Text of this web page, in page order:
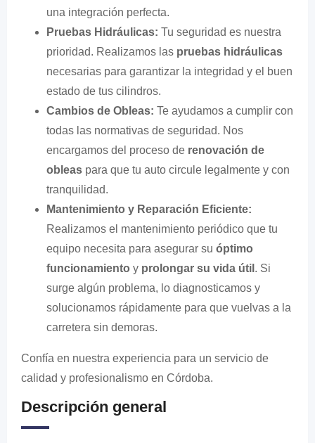
una integración perfecta.
Pruebas Hidráulicas: Tu seguridad es nuestra
prioridad. Realizamos las pruebas hidráulicas
necesarias para garantizar la integridad y el buen
estado de tus cilindros.
Cambios de Obleas: Te ayudamos a cumplir con
todas las normativas de seguridad. Nos
encargamos del proceso de renovación de
obleas para que tu auto circule legalmente y con
tranquilidad.
Mantenimiento y Reparación Eficiente:
Realizamos el mantenimiento periódico que tu
equipo necesita para asegurar su óptimo
funcionamiento y prolongar su vida útil . Si
surge algún problema, lo diagnosticamos y
solucionamos rápidamente para que vuelvas a la
carretera sin demoras.
Confía en nuestra experiencia para un servicio de
calidad y profesionalismo en Córdoba.
Descripción general